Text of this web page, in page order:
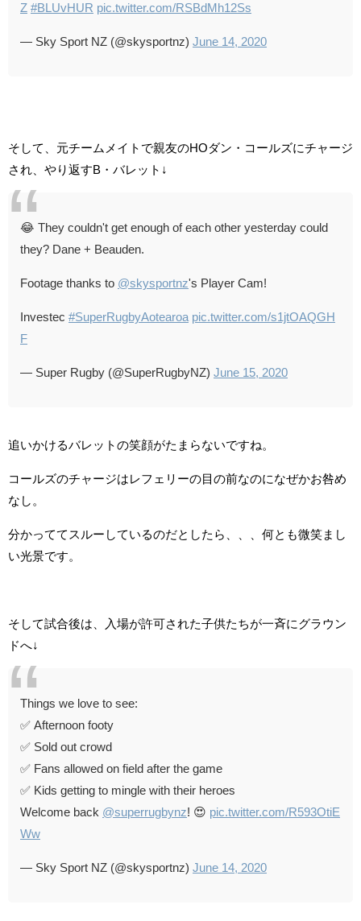
Z #BLUvHUR pic.twitter.com/RSBdMh12Ss
— Sky Sport NZ (@skysportnz) June 14, 2020
そして、元チームメイトで親友のHOダン・コールズにチャージ
され、やり返すB・バレット↓
😂 They couldn't get enough of each other yesterday could
they? Dane + Beauden.
Footage thanks to @skysportnz's Player Cam!
Investec #SuperRugbyAotearoa pic.twitter.com/s1jtOAQGH
F
— Super Rugby (@SuperRugbyNZ) June 15, 2020
追いかけるバレットの笑顔がたまらないですね。
コールズのチャージはレフェリーの目の前なのになぜかお咎め
なし。
分かっててスルーしているのだとしたら、、、何とも微笑まし
い光景です。
そして試合後は、入場が許可された子供たちが一斉にグラウン
ドへ↓
Things we love to see:
✅ Afternoon footy
✅ Sold out crowd
✅ Fans allowed on field after the game
✅ Kids getting to mingle with their heroes
Welcome back @superrugbynz! 😍 pic.twitter.com/R593OtiE
Ww
— Sky Sport NZ (@skysportnz) June 14, 2020